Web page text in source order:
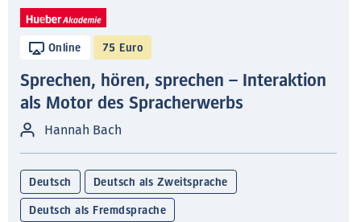
Online 75 Euro
Sprechen, hören, sprechen – Interaktion
als Motor des Spracherwerbs
Hannah Bach
Deutsch Deutsch als Zweitsprache
Deutsch als Fremdsprache